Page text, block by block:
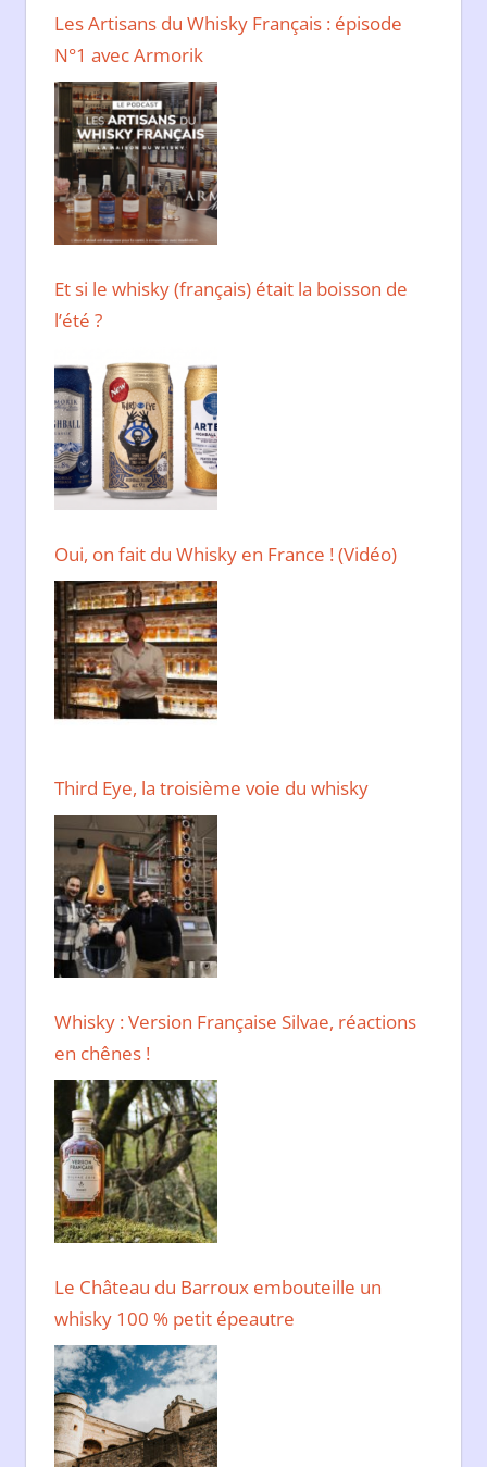
Les Artisans du Whisky Français : épisode
N°1 avec Armorik
Et si le whisky (français) était la boisson de
l’été ?
Oui, on fait du Whisky en France ! (Vidéo)
Third Eye, la troisième voie du whisky
Whisky : Version Française Silvae, réactions
en chênes !
Le Château du Barroux embouteille un
whisky 100 % petit épeautre